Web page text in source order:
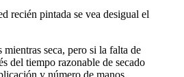
recién pintada se vea desigual el
mientras seca, pero si la falta de
del tiempo razonable de secado
y número de manos.